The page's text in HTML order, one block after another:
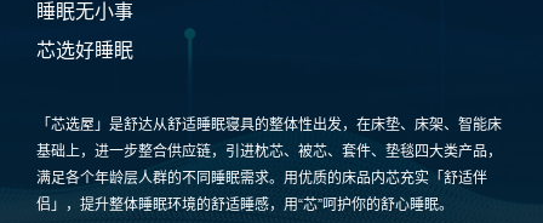
睡眠无小事
芯选好睡眠
「芯选屋」是舒达从舒适睡眠寝具的整体性出发，在床垫、床架、智能床
基础上，进一步整合供应链，引进枕芯、被芯、套件、垫毯四大类产品，
满足各个年龄层人群的不同睡眠需求。用优质的床品内芯充实「舒适伴
侣」，提升整体睡眠环境的舒适睡感，用“芯”呵护你的舒心睡眠。